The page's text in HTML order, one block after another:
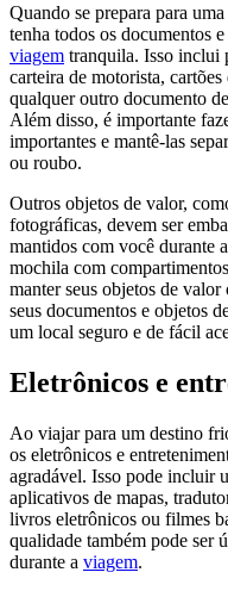
Quando se prepara para
tenha todos os documentos
viagem tranquila. Isso inclui
carteira de motorista,
qualquer outro documento
Além disso, é importante
importantes e mantê-las
ou roubo.
Outros objetos de valor,
fotográficas, devem ser
mantidos com você durante
mochila com
manter seus objetos de
seus documentos e objetos
um local seguro e de fácil
Eletrônicos e
Ao viajar para um destino
os eletrônicos e
agradável. Isso pode incluir
aplicativos de mapas,
livros eletrônicos ou filmes
qualidade também pode ser
durante a viagem.